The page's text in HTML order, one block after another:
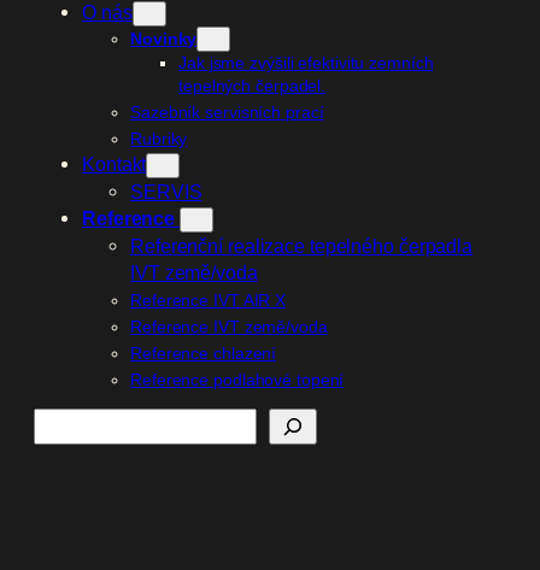
O nás
Novinky
Jak jsme zvýšili efektivitu zemních
tepelných čerpadel.
Sazebník servisních prací
Rubriky
Kontakt
SERVIS
Reference
Referenční realizace tepelného čerpadla
IVT země/voda
Reference IVT AIR X
Reference IVT země/voda
Reference chlazení
Reference podlahové topení